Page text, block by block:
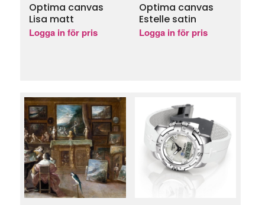
Optima canvas
Lisa matt
Logga in för pris
Optima canvas
Estelle satin
Logga in för pris